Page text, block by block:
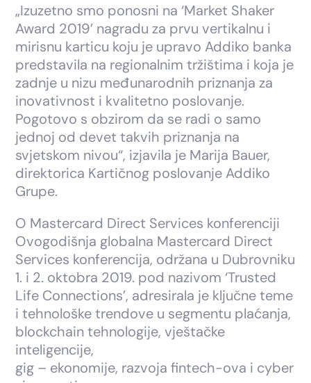
„Izuzetno smo ponosni na ‘Market Shaker
Award 2019’ nagradu za prvu vertikalnu i
mirisnu karticu koju je upravo Addiko banka
predstavila na regionalnim tržištima i koja je
zadnje u nizu međunarodnih priznanja za
inovativnost i kvalitetno poslovanje.
Pogotovo s obzirom da se radi o samo
jednoj od devet takvih priznanja na
svjetskom nivou“, izjavila je Marija Bauer,
direktorica Kartičnog poslovanje Addiko
Grupe.
O Mastercard Direct Services konferenciji
Ovogodišnja globalna Mastercard Direct
Services konferencija, održana u Dubrovniku
1. i 2. oktobra 2019. pod nazivom ‘Trusted
Life Connections’, adresirala je ključne teme
i tehnološke trendove u segmentu plaćanja,
blockchain tehnologije, vještačke
inteligencije,
gig – ekonomije, razvoja fintech-ova i cyber